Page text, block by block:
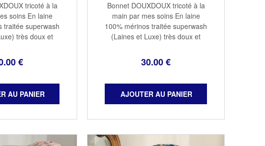
.00€
tricoté à la
soins En laine
traitée superwash
très doux et
adulte 100%
France Lavage à
30.00€
Bonnet DOUXDOUX tricoté à la
main par mes soins En laine
100% mérinos traitée superwash
(Laines et Luxe) très doux et
les oreilles Taille adulte 100%
mérinos Couleur cueillette des ...